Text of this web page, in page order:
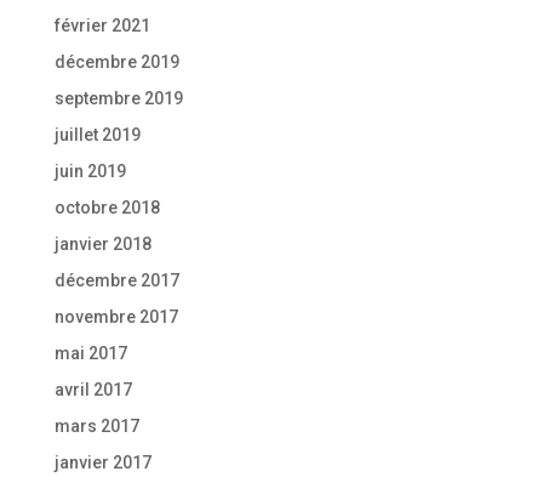
février 2021
décembre 2019
septembre 2019
juillet 2019
juin 2019
octobre 2018
janvier 2018
décembre 2017
novembre 2017
mai 2017
avril 2017
mars 2017
janvier 2017